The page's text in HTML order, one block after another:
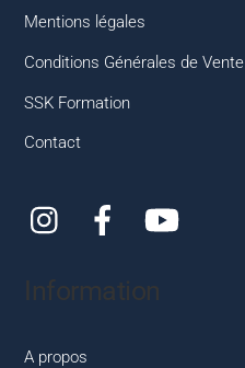
Mentions légales
Conditions Générales de Vente
SSK Formation
Contact
Instagram
Information
A propos